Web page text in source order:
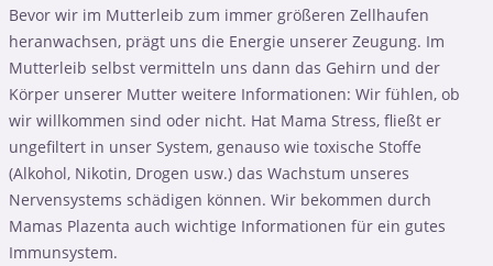
Bevor wir im Mutterleib zum immer größeren Zellhaufen
heranwachsen, prägt uns die Energie unserer Zeugung. Im
Mutterleib selbst vermitteln uns dann das Gehirn und der
Körper unserer Mutter weitere Informationen: Wir fühlen, ob
wir willkommen sind oder nicht. Hat Mama Stress, fließt er
ungefiltert in unser System, genauso wie toxische Stoffe
(Alkohol, Nikotin, Drogen usw.) das Wachstum unseres
Nervensystems schädigen können. Wir bekommen durch
Mamas Plazenta auch wichtige Informationen für ein gutes
Immunsystem.